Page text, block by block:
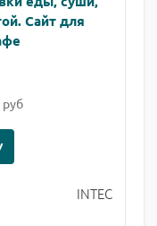
Сайт для
руб
INTEC